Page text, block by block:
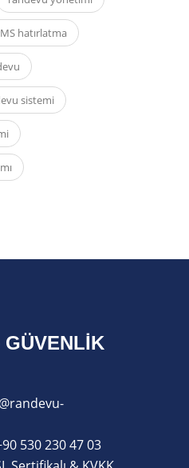
hatırlatma
sistemi
530 230 47 03